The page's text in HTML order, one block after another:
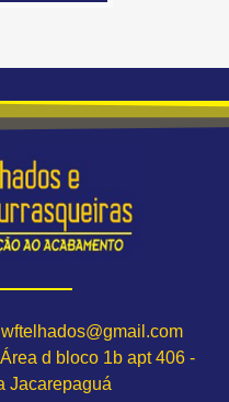
wftelhados@gmail.com
d bloco 1b apt 406 -
Jacarepaguá